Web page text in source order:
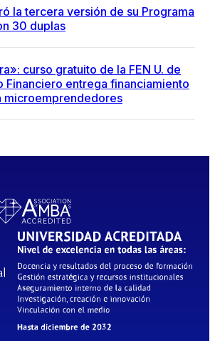
la tercera versión de su Programa
30 duplas
curso gratuito de la FEN U. de
Financiero entrega financiamiento
microemprendedores